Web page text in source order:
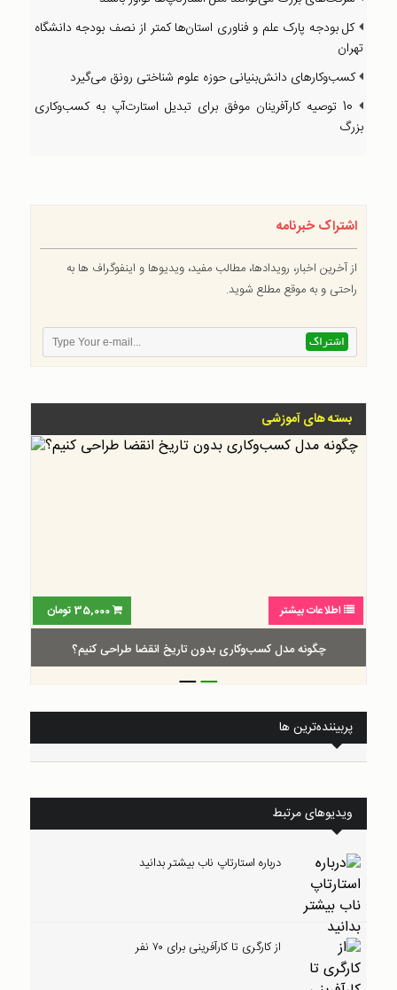
کل بودجه پارک علم و فناوری استان‌ها کمتر از نصف بودجه دانشگاه
تهران
کسب‌وکارهای دانش‌بنیانی حوزه علوم شناختی رونق می‌گیرد
10 توصیه کارآفرینان موفق برای تبدیل استارت‌آپ به کسب‌و‌کاری
بزرگ
اشتراک خبرنامه
از آخرین اخبار، رویدادها، مطالب مفید، ویدیوها و اینفوگراف ها به
راحتی و به موقع مطلع شوید.
بسته های آموزشی
اطلاعات بیشتر 35,000 تومان
چگونه مدل کسب‌و‌کاری بدون تاریخ انقضا طراحی کنیم؟
__
پربیننده‌ترین ها
ویدیوهای مرتبط
درباره استارتاپ ناب بیشتر بدانید
از کارگری تا کارآفرینی برای ۷۰ نفر